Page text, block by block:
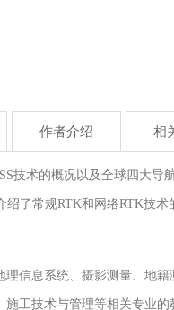
作者介绍 相
技术的概况以及全球四大
绍了常规RTK和网络RTK技
信息系统、摄影测量、地
工技术与管理等相关专业